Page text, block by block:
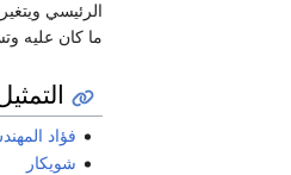
الرئيسي
ما كان عليه
فؤاد
شويكار